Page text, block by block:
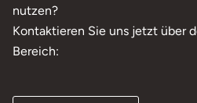
nutzen?
Kontaktieren Sie uns jetzt über
Bereich: